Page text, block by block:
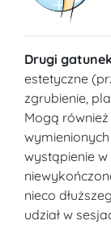
Drugi
estetyczne
zgrubienie,
Mogą
wystąpienie
nieco
udział w